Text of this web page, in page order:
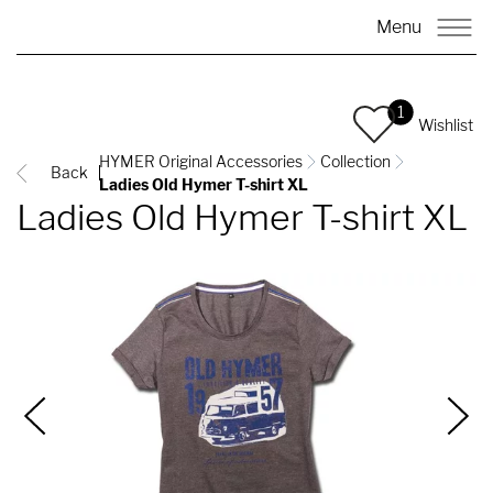
Menu
1
Wishlist
Back
HYMER Original Accessories
Collection
Ladies Old Hymer T-shirt XL
Ladies Old Hymer T-shirt XL